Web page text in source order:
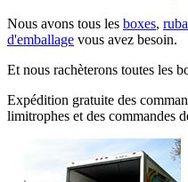
Nous avons tous les boxes,
d'emballage vous avez besoin.
Et nous rachèterons toutes les
Expédition gratuite des
limitrophes et des commandes